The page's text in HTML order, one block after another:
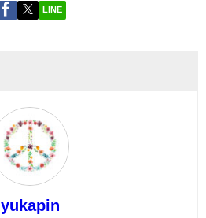
LINE
yukapin